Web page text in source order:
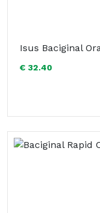
Isus Baciginal
€ 32.40